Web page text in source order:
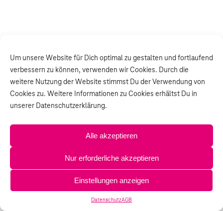
Um unsere Website für Dich optimal zu gestalten und fortlaufend
verbessern zu können, verwenden wir Cookies. Durch die
weitere Nutzung der Website stimmst Du der Verwendung von
Cookies zu. Weitere Informationen zu Cookies erhältst Du in
unserer Datenschutzerklärung.
Alle akzeptieren
Nur erforderliche akzeptieren
Einstellungen anzeigen
DatenschutzAGB